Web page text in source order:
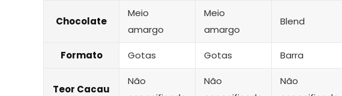
Chocolate
Meio
amargo
Meio
amargo
Blend
Formato Gotas Gotas Barra
Teor Cacau
Não
Não
Não